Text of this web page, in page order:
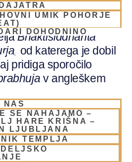
UMIK POHORJE
DOHODNINO
NAS
SE NAHAJAMO –
HARE KRIŠNA –
LJUBLJANA
TEMPLJA
srečal svojega
Bhaktisiddhanta
od katerega je dobil
pridiga sporočilo
v angleškem
postal učenec
učiteljaAbhay
.